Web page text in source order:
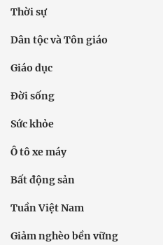
Thời sự
Dân tộc và Tôn giáo
Giáo dục
Đời sống
Sức khỏe
Ô tô xe máy
Bất động sản
Tuần Việt Nam
Giảm nghèo bền vững